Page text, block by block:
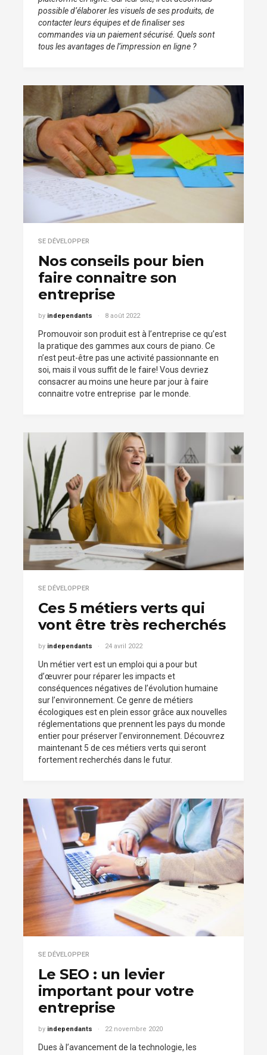
possible d’élaborer les visuels de ses produits, de
contacter leurs équipes et de finaliser ses
commandes via un paiement sécurisé. Quels sont
tous les avantages de l’impression en ligne ?
SE DÉVELOPPER
Nos conseils pour bien
faire connaitre son
entreprise
by independants 8 août 2022
Promouvoir son produit est à l’entreprise ce qu’est
la pratique des gammes aux cours de piano. Ce
n’est peut-être pas une activité passionnante en
soi, mais il vous suffit de le faire! Vous devriez
consacrer au moins une heure par jour à faire
connaitre votre entreprise par le monde.
SE DÉVELOPPER
Ces 5 métiers verts qui
vont être très recherchés
by independants 24 avril 2022
Un métier vert est un emploi qui a pour but
d’œuvrer pour réparer les impacts et
conséquences négatives de l’évolution humaine
sur l’environnement. Ce genre de métiers
écologiques est en plein essor grâce aux nouvelles
réglementations que prennent les pays du monde
entier pour préserver l’environnement. Découvrez
maintenant 5 de ces métiers verts qui seront
fortement recherchés dans le futur.
SE DÉVELOPPER
Le SEO : un levier
important pour votre
entreprise
by independants 22 novembre 2020
Dues à l’avancement de la technologie, les